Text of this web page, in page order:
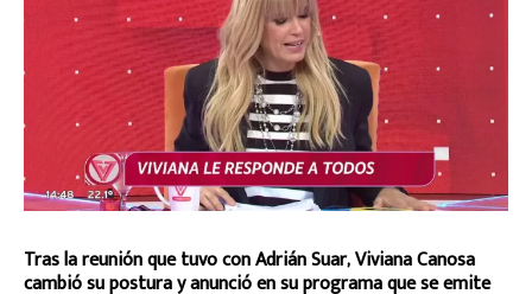
Tras la reunión que tuvo con Adrián Suar, Viviana Canosa
cambió su postura y anunció en su programa que se emite